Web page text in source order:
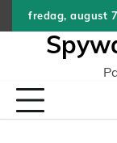
to
fredag, august